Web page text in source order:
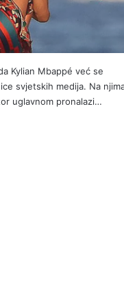
Kylian Mbappé već se
svjetskih medija. Na
uglavnom pronalazi…